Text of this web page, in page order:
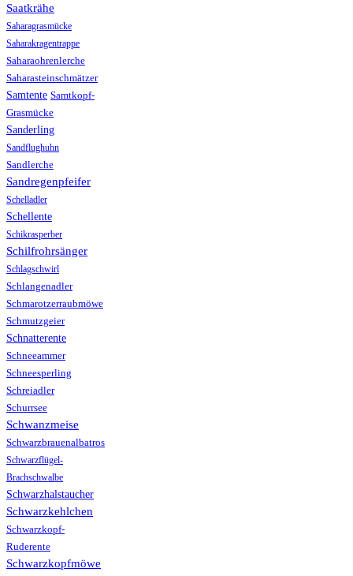
Saatkrähe
Saharagrasmücke
Saharakragentrappe
Saharaohrenlerche
Saharasteinschmätzer
Samtente Samtkopf-
Grasmücke
Sanderling
Sandflughuhn
Sandlerche
Sandregenpfeifer
Schelladler
Schellente
Schikrasperber
Schilfrohrsänger
Schlagschwirl
Schlangenadler
Schmarotzerraubmöwe
Schmutzgeier
Schnatterente
Schneeammer
Schneesperling
Schreiadler
Schurrsee
Schwanzmeise
Schwarzbrauenalbatros
Schwarzflügel-
Brachschwalbe
Schwarzhalstaucher
Schwarzkehlchen
Schwarzkopf-
Ruderente
Schwarzkopfmöwe